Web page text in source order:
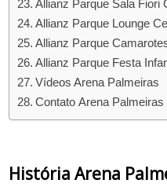
Allianz Parque Sala Fiori
Allianz Parque Lounge
Allianz Parque
Allianz Parque Festa
Vídeos Arena Palmeiras
Contato Arena Palmeiras
História Arena